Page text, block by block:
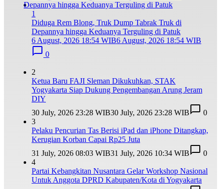
1
Diduga Rem Blong, Truk Dump Tabrak Truk di
Depannya hingga Keduanya Terguling di Patuk
6 August, 2026 18:54 WIB6 August, 2026 18:54 WIB
0
2
Ketua Baru FAJI Sleman Dikukuhkan, STAK
Yogyakarta Siap Dukung Pengembangan Arung Jeram
DIY
30 July, 2026 23:28 WIB30 July, 2026 23:28 WIB
0
3
Pelaku Pencurian Tas Berisi iPad dan iPhone Ditangkap,
Kerugian Korban Capai Rp25 Juta
31 July, 2026 08:03 WIB31 July, 2026 10:34 WIB
0
4
Partai Kebangkitan Nusantara Gelar Workshop Nasional
Untuk Anggota DPRD Kabupaten/Kota di Yogyakarta